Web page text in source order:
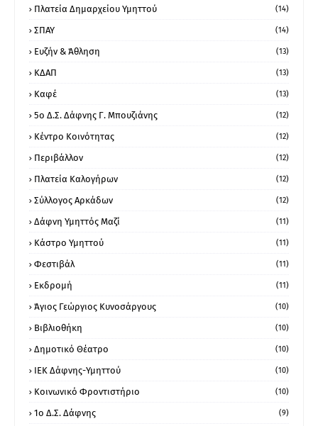
Πλατεία Δημαρχείου Υμηττού (14)
ΣΠΑΥ (14)
Ευζήν & Άθληση (13)
ΚΔΑΠ (13)
Καφέ (13)
5ο Δ.Σ. Δάφνης Γ. Μπουζιάνης (12)
Κέντρο Κοινότητας (12)
Περιβάλλον (12)
Πλατεία Καλογήρων (12)
Σύλλογος Αρκάδων (12)
Δάφνη Υμηττός Μαζί (11)
Κάστρο Υμηττού (11)
Φεστιβάλ (11)
Εκδρομή (11)
Άγιος Γεώργιος Κυνοσάργους (10)
Βιβλιοθήκη (10)
Δημοτικό Θέατρο (10)
ΙΕΚ Δάφνης-Υμηττού (10)
Κοινωνικό Φροντιστήριο (10)
1ο Δ.Σ. Δάφνης (9)